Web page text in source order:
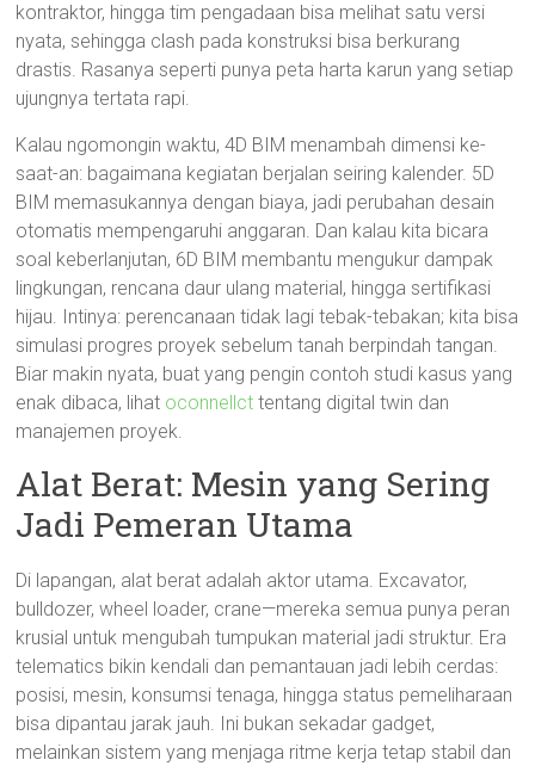
kontraktor, hingga tim pengadaan bisa melihat satu versi
nyata, sehingga clash pada konstruksi bisa berkurang
drastis. Rasanya seperti punya peta harta karun yang setiap
ujungnya tertata rapi.
Kalau ngomongin waktu, 4D BIM menambah dimensi ke-
saat-an: bagaimana kegiatan berjalan seiring kalender. 5D
BIM memasukannya dengan biaya, jadi perubahan desain
otomatis mempengaruhi anggaran. Dan kalau kita bicara
soal keberlanjutan, 6D BIM membantu mengukur dampak
lingkungan, rencana daur ulang material, hingga sertifikasi
hijau. Intinya: perencanaan tidak lagi tebak-tebakan; kita bisa
simulasi progres proyek sebelum tanah berpindah tangan.
Biar makin nyata, buat yang pengin contoh studi kasus yang
enak dibaca, lihat oconnellct tentang digital twin dan
manajemen proyek.
Alat Berat: Mesin yang Sering
Jadi Pemeran Utama
Di lapangan, alat berat adalah aktor utama. Excavator,
bulldozer, wheel loader, crane—mereka semua punya peran
krusial untuk mengubah tumpukan material jadi struktur. Era
telematics bikin kendali dan pemantauan jadi lebih cerdas:
posisi, mesin, konsumsi tenaga, hingga status pemeliharaan
bisa dipantau jarak jauh. Ini bukan sekadar gadget,
melainkan sistem yang menjaga ritme kerja tetap stabil dan